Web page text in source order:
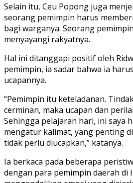
Selain itu, Ceu Popong juga
seorang pemimpin harus
bagi warganya. Seorang
menyayangi rakyatnya.
Hal ini ditanggapi positif oleh
pemimpin, ia sadar bahwa ia
ucapannya.
“Pemimpin itu keteladanan.
cerminan, maka ucapan dan
Sehingga pelajaran hari, ini saya
mengatur kalimat, yang penting
tidak perlu diucapkan,” katanya.
Ia berkaca pada beberapa
dengan para pemimpin daerah di